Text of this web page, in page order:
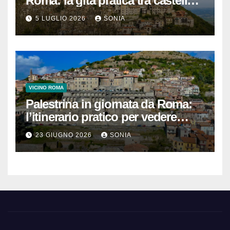
vicoli e Terme di Cretone
5 LUGLIO 2026 SONIA
VICINO ROMA
Palestrina in giornata da Roma:
l’itinerario pratico per vedere
Santuario, Museo e centro
storico
23 GIUGNO 2026 SONIA